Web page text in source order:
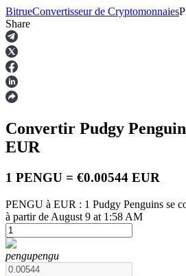
Contrats à terme
Futures USDT
BitrueConvertisseur de Cryptomonnaies
Share
Convertir Pudgy
EUR
1 PENGU = €0.00544 EUR
PENGU à EUR : 1 Pudgy Penguins se
à partir de August 9 at 1:58 AM
pengupengu